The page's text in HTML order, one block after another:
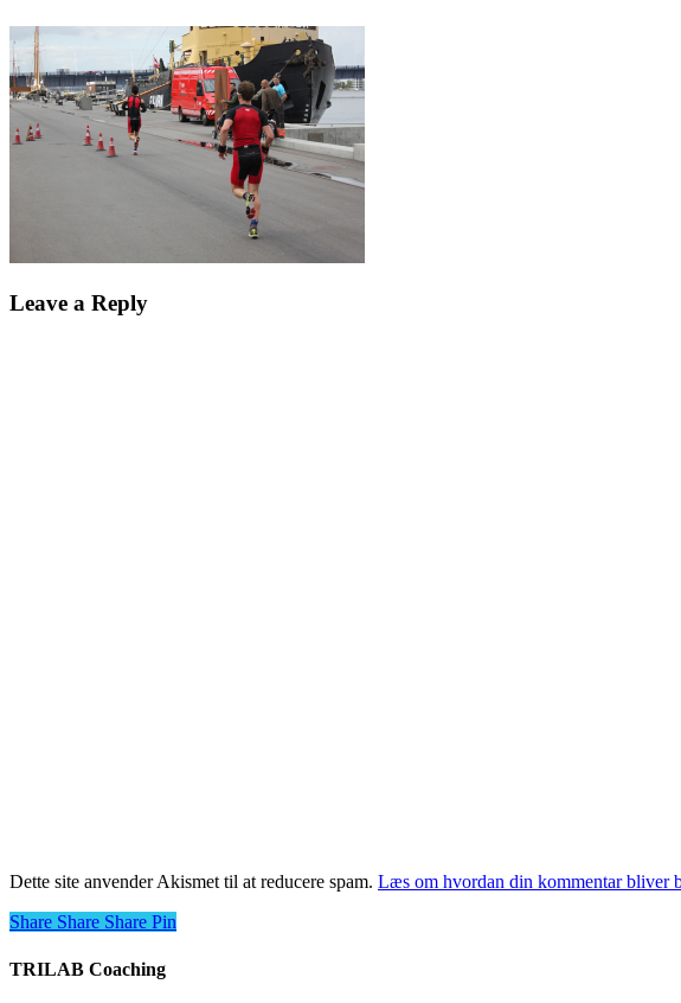
Leave a Reply
Dette site anvender Akismet til at reducere spam. Læs om hvordan din kommentar bliver
Share
Share Share Share Pin
TRILAB Coaching